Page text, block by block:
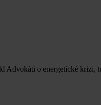
o energetické krizi,